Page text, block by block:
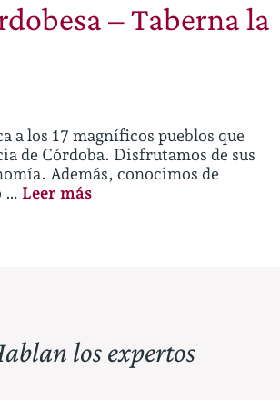
– Taberna la
a los 17 magníficos pueblos que
de Córdoba. Disfrutamos de sus
Además, conocimos de
… Leer más
los expertos